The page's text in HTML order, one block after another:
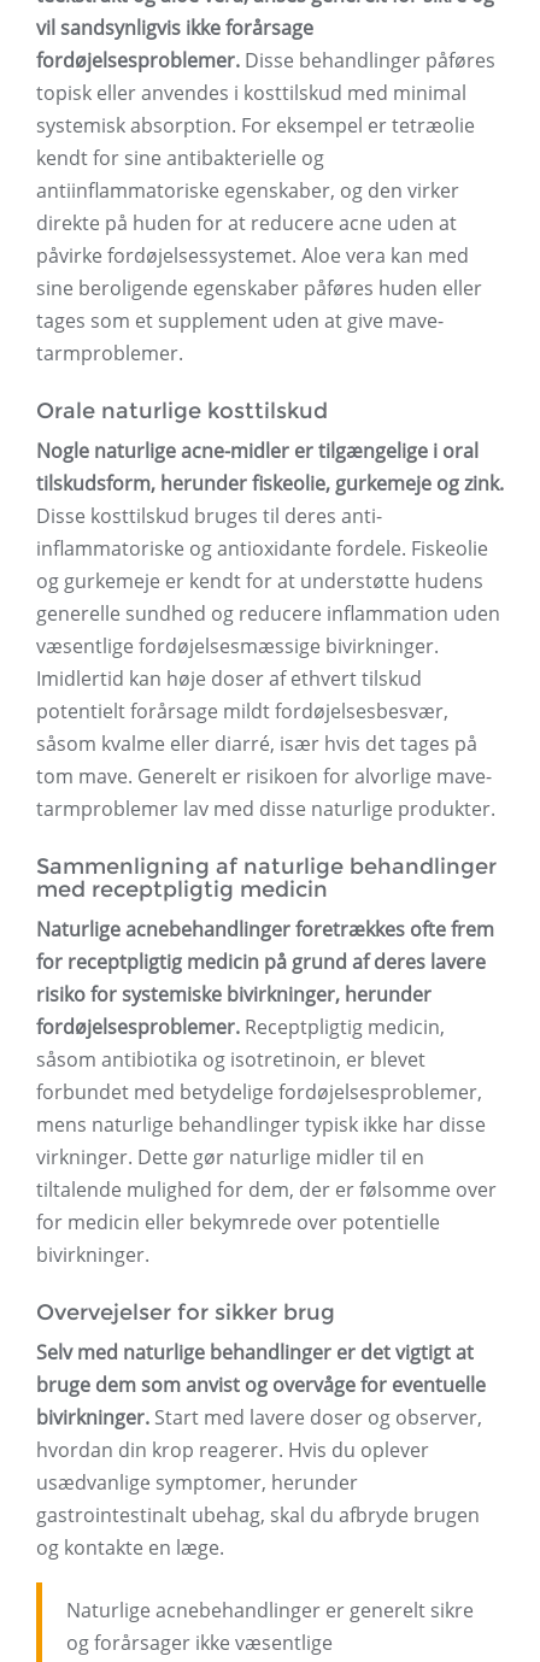
vil sandsynligvis ikke forårsage
fordøjelsesproblemer. Disse behandlinger påføres
topisk eller anvendes i kosttilskud med minimal
systemisk absorption. For eksempel er tetræolie
kendt for sine antibakterielle og
antiinflammatoriske egenskaber, og den virker
direkte på huden for at reducere acne uden at
påvirke fordøjelsessystemet. Aloe vera kan med
sine beroligende egenskaber påføres huden eller
tages som et supplement uden at give mave-
tarmproblemer.
Orale naturlige kosttilskud
Nogle naturlige acne-midler er tilgængelige i oral
tilskudsform, herunder fiskeolie, gurkemeje og zink.
Disse kosttilskud bruges til deres anti-
inflammatoriske og antioxidante fordele. Fiskeolie
og gurkemeje er kendt for at understøtte hudens
generelle sundhed og reducere inflammation uden
væsentlige fordøjelsesmæssige bivirkninger.
Imidlertid kan høje doser af ethvert tilskud
potentielt forårsage mildt fordøjelsesbesvær,
såsom kvalme eller diarré, især hvis det tages på
tom mave. Generelt er risikoen for alvorlige mave-
tarmproblemer lav med disse naturlige produkter.
Sammenligning af naturlige behandlinger
med receptpligtig medicin
Naturlige acnebehandlinger foretrækkes ofte frem
for receptpligtig medicin på grund af deres lavere
risiko for systemiske bivirkninger, herunder
fordøjelsesproblemer. Receptpligtig medicin,
såsom antibiotika og isotretinoin, er blevet
forbundet med betydelige fordøjelsesproblemer,
mens naturlige behandlinger typisk ikke har disse
virkninger. Dette gør naturlige midler til en
tiltalende mulighed for dem, der er følsomme over
for medicin eller bekymrede over potentielle
bivirkninger.
Overvejelser for sikker brug
Selv med naturlige behandlinger er det vigtigt at
bruge dem som anvist og overvåge for eventuelle
bivirkninger. Start med lavere doser og observer,
hvordan din krop reagerer. Hvis du oplever
usædvanlige symptomer, herunder
gastrointestinalt ubehag, skal du afbryde brugen
og kontakte en læge.
Naturlige acnebehandlinger er generelt sikre
og forårsager ikke væsentlige